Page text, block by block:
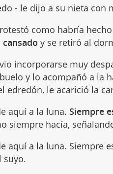
- le dijo a su nieta con
como habría
y se retiró al
incorporarse muy
y lo acompañó a la
edredón, le acarició la
aquí a la luna.Siempre
siempre hacía,
aquí a la luna. Siempre
suyo.